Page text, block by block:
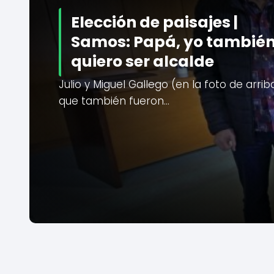
Elección de paisajes |
Samos: Papá, yo
quiero ser alcalde
Julio y Miguel Gallego (en la foto de
que también fueron…